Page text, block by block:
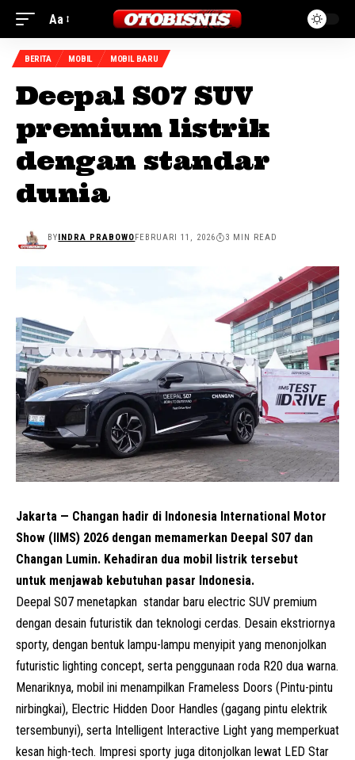
Aa
BERITA MOBIL MOBIL BARU
Deepal S07 SUV
premium listrik
dengan standar
dunia
BYINDRA PRABOWOFEBRUARI 11, 2026 3 MIN READ
Jakarta — Changan hadir di Indonesia International Motor
Show (IIMS) 2026 dengan memamerkan Deepal S07 dan
Changan Lumin. Kehadiran dua mobil listrik tersebut
untuk menjawab kebutuhan pasar Indonesia.
Deepal S07 menetapkan standar baru electric SUV premium
dengan desain futuristik dan teknologi cerdas. Desain ekstriornya
sporty, dengan bentuk lampu-lampu menyipit yang menonjolkan
futuristic lighting concept, serta penggunaan roda R20 dua warna.
Menariknya, mobil ini menampilkan Frameless Doors (Pintu-pintu
nirbingkai), Electric Hidden Door Handles (gagang pintu elektrik
tersembunyi), serta Intelligent Interactive Light yang memperkuat
kesan high-tech. Impresi sporty juga ditonjolkan lewat LED Star